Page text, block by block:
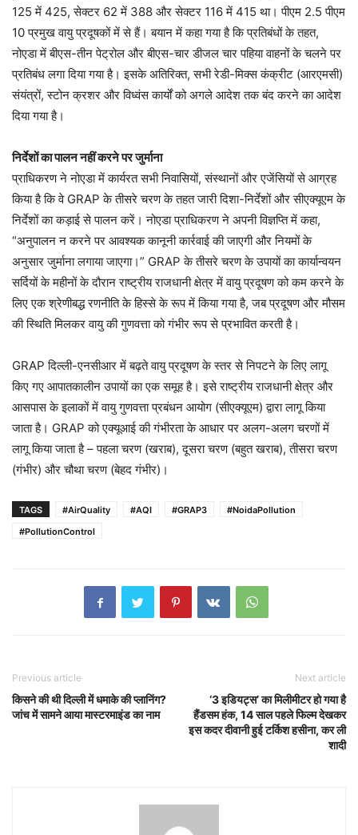
125 में 425, सेक्टर 62 में 388 और सेक्टर 116 में 415 था। पीएम 2.5 पीएम
10 प्रमुख वायु प्रदूषकों में से हैं। बयान में कहा गया है कि प्रतिबंधों के तहत,
नोएडा में बीएस-तीन पेट्रोल और बीएस-चार डीजल चार पहिया वाहनों के चलने पर
प्रतिबंध लगा दिया गया है। इसके अतिरिक्त, सभी रेडी-मिक्स कंक्रीट (आरएमसी)
संयंत्रों, स्टोन क्रशर और विध्वंस कार्यों को अगले आदेश तक बंद करने का आदेश
दिया गया है।
निर्देशों का पालन नहीं करने पर जुर्माना
प्राधिकरण ने नोएडा में कार्यरत सभी निवासियों, संस्थानों और एजेंसियों से आग्रह
किया है कि वे GRAP के तीसरे चरण के तहत जारी दिशा-निर्देशों और सीएक्यूएम के
निर्देशों का कड़ाई से पालन करें। नोएडा प्राधिकरण ने अपनी विज्ञप्ति में कहा,
“अनुपालन न करने पर आवश्यक कानूनी कार्रवाई की जाएगी और नियमों के
अनुसार जुर्माना लगाया जाएगा।” GRAP के तीसरे चरण के उपायों का कार्यान्वयन
सर्दियों के महीनों के दौरान राष्ट्रीय राजधानी क्षेत्र में वायु प्रदूषण को कम करने के
लिए एक श्रेणीबद्ध रणनीति के हिस्से के रूप में किया गया है, जब प्रदूषण और मौसम
की स्थिति मिलकर वायु की गुणवत्ता को गंभीर रूप से प्रभावित करती है।
GRAP दिल्ली-एनसीआर में बढ़ते वायु प्रदूषण के स्तर से निपटने के लिए लागू
किए गए आपातकालीन उपायों का एक समूह है। इसे राष्ट्रीय राजधानी क्षेत्र और
आसपास के इलाकों में वायु गुणवत्ता प्रबंधन आयोग (सीएक्यूएम) द्वारा लागू किया
जाता है। GRAP को एक्यूआई की गंभीरता के आधार पर अलग-अलग चरणों में
लागू किया जाता है – पहला चरण (खराब), दूसरा चरण (बहुत खराब), तीसरा चरण
(गंभीर) और चौथा चरण (बेहद गंभीर)।
TAGS #AirQuality #AQI #GRAP3
#NoidaPollution
#PollutionControl
Previous article
किसने की थी दिल्ली में धमाके की प्लानिंग?
जांच में सामने आया मास्टरमाइंड का नाम
Next article
‘3 इडियट्स’ का मिलीमीटर हो गया है
हैंडसम हंक, 14 साल पहले फिल्म देखकर
इस कदर दीवानी हुई टर्किश हसीना, कर ली
शादी